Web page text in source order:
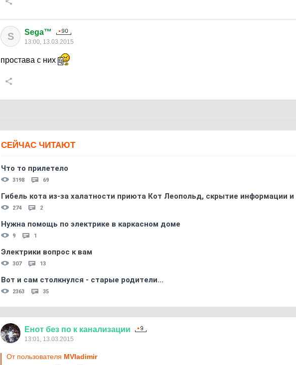
S Sega™
13:00, 13.03.2015
простава с них
СЕЙЧАС ЧИТАЮТ
Что то прилетело
3198 69
Гибель кота из-за халатности приюта Кот Леопольд, скрытиe информации
274 2
Нужна помощь по электрике в каркасном доме
9 1
Электрики вопрос к вам
307 13
Вот и сам столкнулся - старые родители...
2363 35
Енот без по к канализации
13:01, 13.03.2015
От пользователя MVladimir